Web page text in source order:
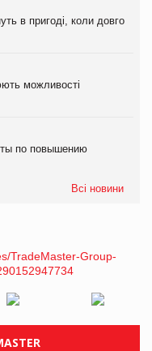
в пригоді, коли довго
можливості
по повышению
Всі новини